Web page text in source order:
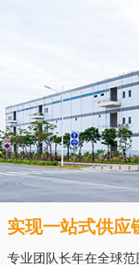
实现一站式供应
专业团队长年在全球范